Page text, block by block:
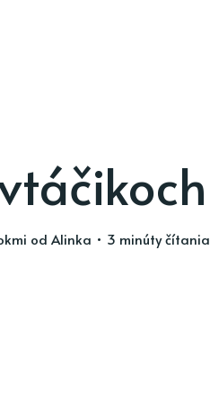
od Alinka • 3 minúty čítania